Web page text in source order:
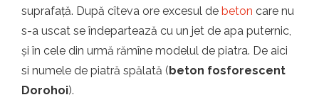
suprafață. După cîteva ore excesul de beton care nu
s-a uscat se îndepartează cu un jet de apa puternic,
și în cele din urmă rămîne modelul de piatra. De aici
si numele de piatră spălată (beton fosforescent
Dorohoi).